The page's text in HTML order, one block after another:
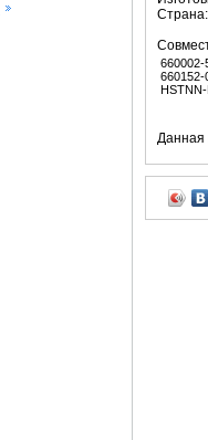
660002-
660152-
Данная